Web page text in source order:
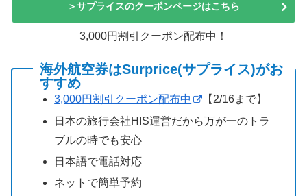
＞サプライスのクーポンページはこちら
3,000円割引クーポン配布中！
海外航空券はSurprice(サプライス)がお
すすめ
3,000円割引クーポン配布中
【2/16まで】
日本の旅行会社HIS運営だから万が一のトラ
ブルの時でも安心
日本語で電話対応
ネットで簡単予約